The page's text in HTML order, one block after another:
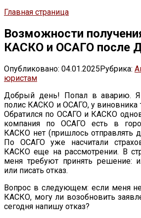
Главная страница
Возможности
КАСКО и ОСАГО после
Опубликовано: 04.01.2025Рубрика:
юристам
Добрый день! Попал в аварию. Я
полис КАСКО и ОСАГО, у виновника
Обратился по ОСАГО и КАСКО
компания по ОСАГО есть в
КАСКО нет (пришлось отправлять
По ОСАГО уже насчитали
КАСКО еще на рассмотрении. В
меня требуют принять решение:
или писать отказ.
Вопрос в следующем: если меня не
КАСКО, могу ли возобновить
сегодня напишу отказ?